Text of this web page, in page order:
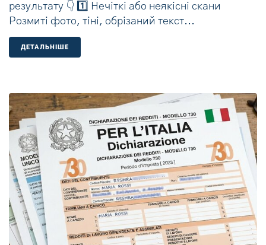
результату 👇 1️⃣ Нечіткі або неякісні скани
Розмиті фото, тіні, обрізаний текст...
ДЕТАЛЬНIШЕ